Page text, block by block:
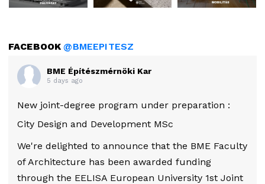
FACEBOOK@BMEEPITESZ
BME Építészmérnöki Kar
5 days ago
New joint-degree program under preparation :
City Design and Development MSc
We're delighted to announce that the BME Faculty
of Architecture has been awarded funding
through the EELISA European University 1st Joint